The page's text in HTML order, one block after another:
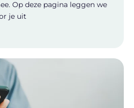
Op deze pagina leggen we
je uit